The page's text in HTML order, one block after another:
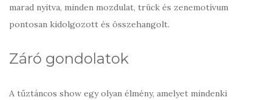
marad nyitva, minden mozdulat, trück és zenemotívum
pontosan kidolgozott és összehangolt.
Záró gondolatok
A tűztáncos show egy olyan élmény, amelyet mindenki